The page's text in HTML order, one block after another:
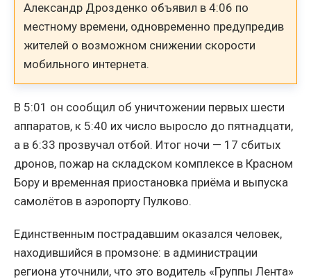
Александр Дрозденко объявил в 4:06 по
местному времени, одновременно предупредив
жителей о возможном снижении скорости
мобильного интернета.
В 5:01 он сообщил об уничтожении первых шести
аппаратов, к 5:40 их число выросло до пятнадцати,
а в 6:33 прозвучал отбой. Итог ночи — 17 сбитых
дронов, пожар на складском комплексе в Красном
Бору и временная приостановка приёма и выпуска
самолётов в аэропорту Пулково.
Единственным пострадавшим оказался человек,
находившийся в промзоне: в администрации
региона уточнили, что это водитель «Группы Лента»